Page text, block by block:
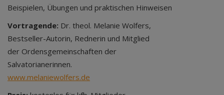
Beispielen, Übungen und praktischen Hinweisen
Vortragende: Dr. theol. Melanie Wolfers,
Bestseller-Autorin, Rednerin und Mitglied
der Ordensgemeinschaften der
Salvatorianerinnen.
www.melaniewolfers.de